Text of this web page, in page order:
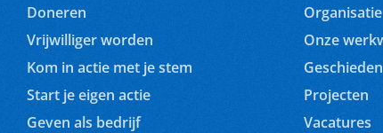
Doneren
Vrijwilliger worden
Kom in actie met je stem
Start je eigen actie
Geven als bedrijf
Organisatie
Onze
Projecten
Vacatures